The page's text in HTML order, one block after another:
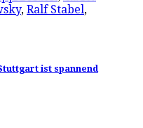
, Ralf Stabel,
ist spannend